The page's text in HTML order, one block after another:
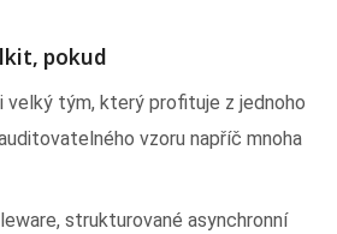
pokud
velký tým, který profituje z jednoho
vzoru napříč mnoha
strukturované asynchronní